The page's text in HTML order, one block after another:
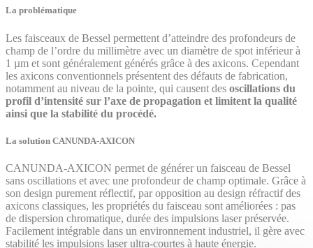
La problématique
Les faisceaux de Bessel permettent d’atteindre des profondeurs de
champ de l’ordre du millimètre avec un diamètre de spot inférieur à
1 µm et sont généralement générés grâce à des axicons. Cependant
les axicons conventionnels présentent des défauts de fabrication,
notamment au niveau de la pointe, qui causent des oscillations du
profil d’intensité sur l’axe de propagation et limitent la qualité
ainsi que la stabilité du procédé.
La solution CANUNDA-AXICON
CANUNDA-AXICON permet de générer un faisceau de Bessel
sans oscillations et avec une profondeur de champ optimale. Grâce à
son design purement réflectif, par opposition au design réfractif des
axicons classiques, les propriétés du faisceau sont améliorées : pas
de dispersion chromatique, durée des impulsions laser préservée.
Facilement intégrable dans un environnement industriel, il gère avec
stabilité les impulsions laser ultra-courtes à haute énergie.